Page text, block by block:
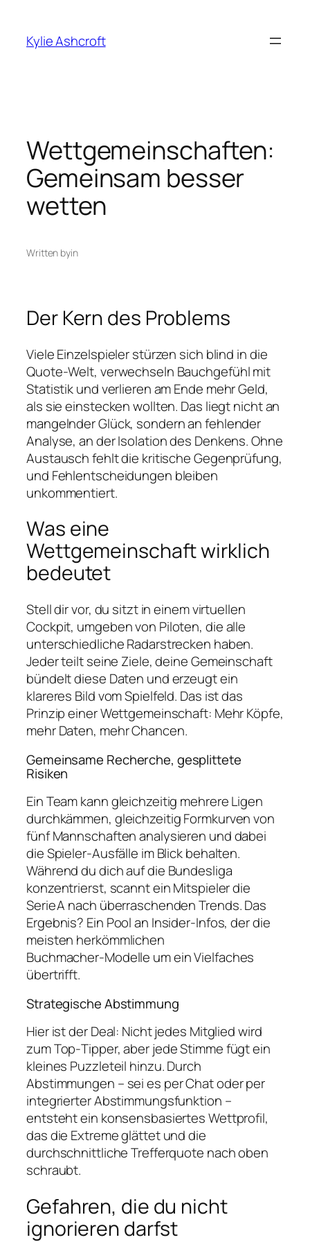
content
Kylie Ashcroft
Wettgemeinschaften:
Gemeinsam besser
wetten
Written byin
Der Kern des Problems
Viele Einzelspieler stürzen sich blind in die
Quote‑Welt, verwechseln Bauchgefühl mit
Statistik und verlieren am Ende mehr Geld,
als sie einstecken wollten. Das liegt nicht an
mangelnder Glück, sondern an fehlender
Analyse, an der Isolation des Denkens. Ohne
Austausch fehlt die kritische Gegenprüfung,
und Fehlentscheidungen bleiben
unkommentiert.
Was eine
Wettgemeinschaft wirklich
bedeutet
Stell dir vor, du sitzt in einem virtuellen
Cockpit, umgeben von Piloten, die alle
unterschiedliche Radarstrecken haben.
Jeder teilt seine Ziele, deine Gemeinschaft
bündelt diese Daten und erzeugt ein
klareres Bild vom Spielfeld. Das ist das
Prinzip einer Wettgemeinschaft: Mehr Köpfe,
mehr Daten, mehr Chancen.
Gemeinsame Recherche, gesplittete
Risiken
Ein Team kann gleichzeitig mehrere Ligen
durchkämmen, gleichzeitig Formkurven von
fünf Mannschaften analysieren und dabei
die Spieler‑Ausfälle im Blick behalten.
Während du dich auf die Bundesliga
konzentrierst, scannt ein Mitspieler die
Serie A nach überraschenden Trends. Das
Ergebnis? Ein Pool an Insider‑Infos, der die
meisten herkömmlichen
Buchmacher‑Modelle um ein Vielfaches
übertrifft.
Strategische Abstimmung
Hier ist der Deal: Nicht jedes Mitglied wird
zum Top‑Tipper, aber jede Stimme fügt ein
kleines Puzzleteil hinzu. Durch
Abstimmungen – sei es per Chat oder per
integrierter Abstimmungsfunktion –
entsteht ein konsensbasiertes Wettprofil,
das die Extreme glättet und die
durchschnittliche Trefferquote nach oben
schraubt.
Gefahren, die du nicht
ignorieren darfst